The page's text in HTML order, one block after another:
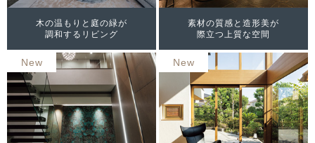
木の温もりと庭の緑が
調和するリビング
素材の質感と造形美が
際立つ上質な空間
New New